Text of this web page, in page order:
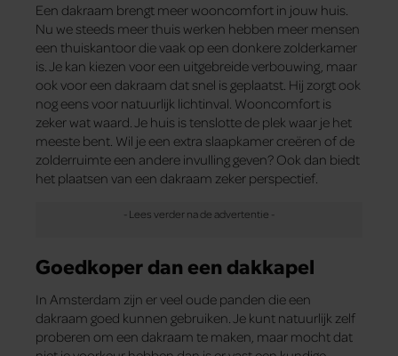
Een dakraam brengt meer wooncomfort in jouw huis.
Nu we steeds meer thuis werken hebben meer mensen
een thuiskantoor die vaak op een donkere zolderkamer
is. Je kan kiezen voor een uitgebreide verbouwing, maar
ook voor een dakraam dat snel is geplaatst. Hij zorgt ook
nog eens voor natuurlijk lichtinval. Wooncomfort is
zeker wat waard. Je huis is tenslotte de plek waar je het
meeste bent. Wil je een extra slaapkamer creëren of de
zolderruimte een andere invulling geven? Ook dan biedt
het plaatsen van een dakraam zeker perspectief.
Goedkoper dan een dakkapel
In Amsterdam zijn er veel oude panden die een
dakraam goed kunnen gebruiken. Je kunt natuurlijk zelf
proberen om een dakraam te maken, maar mocht dat